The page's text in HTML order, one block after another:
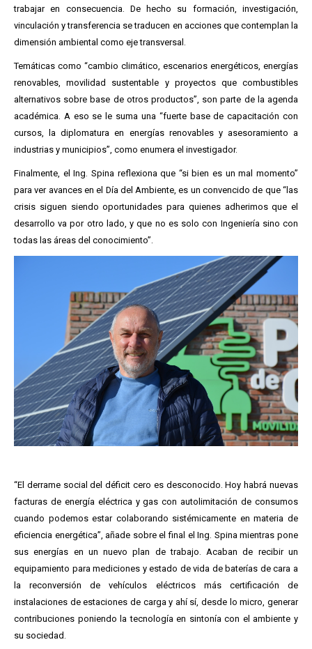
trabajar en consecuencia. De hecho su formación, investigación,
vinculación y transferencia se traducen en acciones que contemplan la
dimensión ambiental como eje transversal.
Temáticas como “cambio climático, escenarios energéticos, energías
renovables, movilidad sustentable y proyectos que combustibles
alternativos sobre base de otros productos”, son parte de la agenda
académica. A eso se le suma una “fuerte base de capacitación con
cursos, la diplomatura en energías renovables y asesoramiento a
industrias y municipios”, como enumera el investigador.
Finalmente, el Ing. Spina reflexiona que “si bien es un mal momento”
para ver avances en el Día del Ambiente, es un convencido de que “las
crisis siguen siendo oportunidades para quienes adherimos que el
desarrollo va por otro lado, y que no es solo con Ingeniería sino con
todas las áreas del conocimiento”.
“El derrame social del déficit cero es desconocido. Hoy habrá nuevas
facturas de energía eléctrica y gas con autolimitación de consumos
cuando podemos estar colaborando sistémicamente en materia de
eficiencia energética”, añade sobre el final el Ing. Spina mientras pone
sus energías en un nuevo plan de trabajo. Acaban de recibir un
equipamiento para mediciones y estado de vida de baterías de cara a
la reconversión de vehículos eléctricos más certificación de
instalaciones de estaciones de carga y ahí sí, desde lo micro, generar
contribuciones poniendo la tecnología en sintonía con el ambiente y
su sociedad.